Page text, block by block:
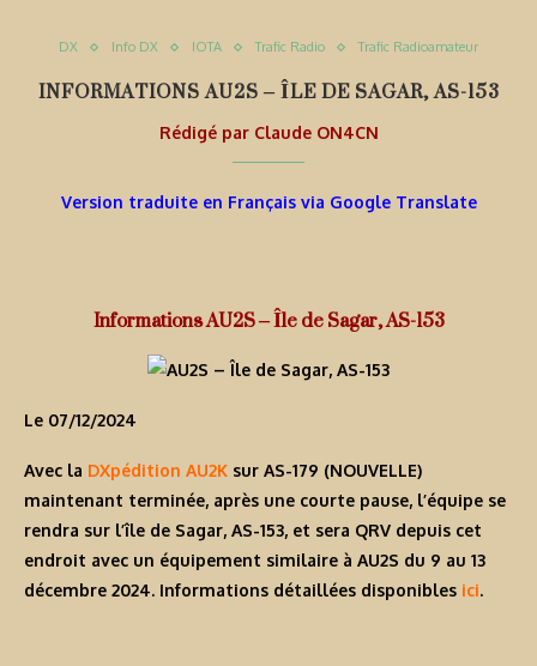
DX Info DX IOTA Trafic Radio Trafic Radioamateur
INFORMATIONS AU2S – ÎLE DE SAGAR, AS-153
Rédigé par Claude ON4CN
Version traduite en Français via Google Translate
Informations AU2S – Île de Sagar, AS-153
Le 07/12/2024
Avec la DXpédition AU2K sur AS-179 (NOUVELLE)
maintenant terminée, après une courte pause, l’équipe se
rendra sur l’île de Sagar, AS-153, et sera QRV depuis cet
endroit avec un équipement similaire à AU2S du 9 au 13
décembre 2024. Informations détaillées disponibles ici.